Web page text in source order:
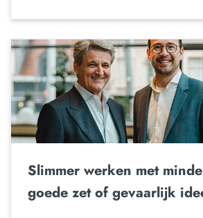
Slimmer werken met
goede zet of gevaarlijk